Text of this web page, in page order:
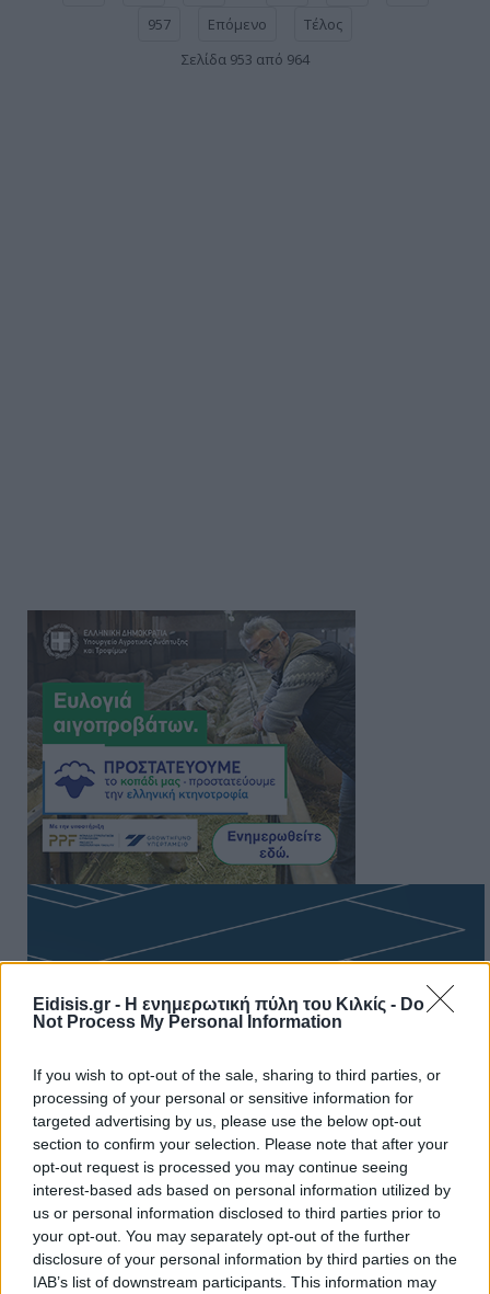
Eidisis.gr - Η ενημερωτική πύλη του Κιλκίς - Do
Not Process My Personal Information
If you wish to opt-out of the sale, sharing to third parties, or
processing of your personal or sensitive information for
targeted advertising by us, please use the below opt-out
section to confirm your selection. Please note that after your
opt-out request is processed you may continue seeing
interest-based ads based on personal information utilized by
us or personal information disclosed to third parties prior to
your opt-out. You may separately opt-out of the further
disclosure of your personal information by third parties on the
IAB’s list of downstream participants. This information may
957
Επόμενο
Τέλος
Σελίδα 953 από 964
Πρωινή